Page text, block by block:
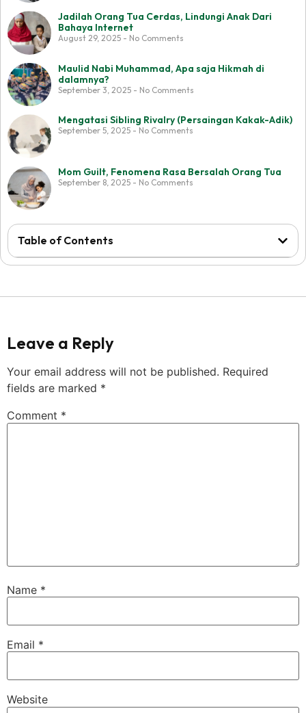
Jadilah Orang Tua Cerdas, Lindungi Anak Dari
Bahaya Internet
August 29, 2025 No Comments
Maulid Nabi Muhammad, Apa saja Hikmah di
dalamnya?
September 3, 2025 No Comments
Mengatasi Sibling Rivalry (Persaingan Kakak-Adik)
September 5, 2025 No Comments
Mom Guilt, Fenomena Rasa Bersalah Orang Tua
September 8, 2025 No Comments
Table of Contents
Leave a Reply
Your email address will not be published. Required
fields are marked *
Comment *
Name *
Email *
Website